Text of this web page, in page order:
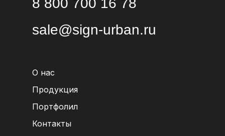
8 800 700 16 78
sale@sign-urban.ru
Контакты
Портфолил
Продукция
О нас